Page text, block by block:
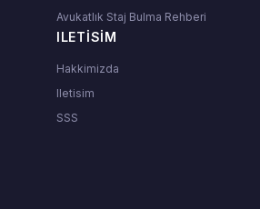
Avukatlık Staj Bulma Rehberi
ILETISIM
Hakkimizda
Iletisim
SSS